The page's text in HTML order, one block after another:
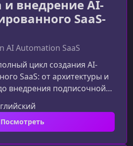
и внедрение AI-
SaaS-
AI Automation SaaS
цикл создания AI-
SaaS: от архитектуры и
внедрения подписочной
и CI/CD. Обучение
построить
с нуля и вывести его в
Посмотреть